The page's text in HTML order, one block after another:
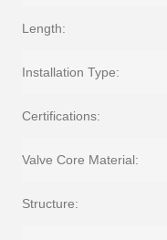
Length:
Installation Type:
Certifications:
Valve Core Material:
Structure: